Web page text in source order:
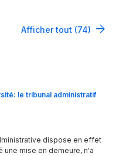
Afficher tout (74)
le tribunal administratif
dispose en effet
une mise en demeure, n'a